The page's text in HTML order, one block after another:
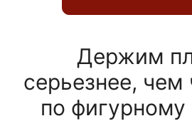
Держим
серьезнее,
по фигурному